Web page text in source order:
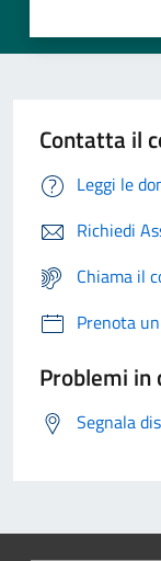
Contatta il
Leggi le
Richiedi
Chiama il
Prenota
Problemi in
Segnala